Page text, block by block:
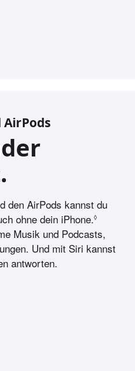
den AirPods kannst du
ohne dein iPhone.◊
Musik und Podcasts,
Und mit Siri kannst
antworten.